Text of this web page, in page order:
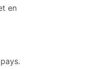
en